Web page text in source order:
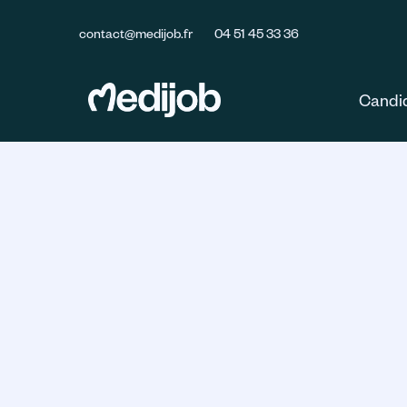
contact@medijob.fr 04 51 45 33 36